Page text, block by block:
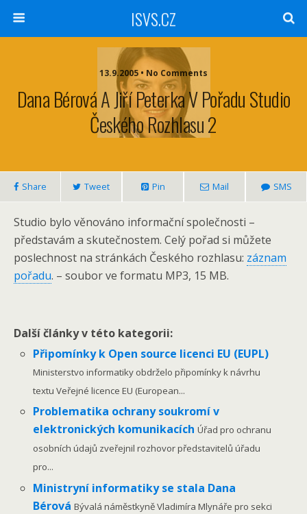
ISVS.CZ
13.9.2005 • No Comments
Dana Bérová A Jiří Peterka V Pořadu Studio
Českého Rozhlasu 2
Share Tweet Pin Mail SMS
Studio bylo věnováno informační společnosti –
představám a skutečnostem. Celý pořad si můžete
poslechnost na stránkách Českého rozhlasu: záznam
pořadu. – soubor ve formatu MP3, 15 MB.
Další články v této kategorii:
Připomínky k Open source licenci EU (EUPL)
Ministerstvo informatiky obdrželo připomínky k návrhu
textu Veřejné licence EU (European...
Problematika ochrany soukromí v
elektronických komunikacíchÚřad pro ochranu
osobních údajů zveřejnil rozhovor představitelů úřadu
pro...
Ministryní informatiky se stala Dana
BérováBývalá náměstkyně Vladimíra Mlynáře pro sekci